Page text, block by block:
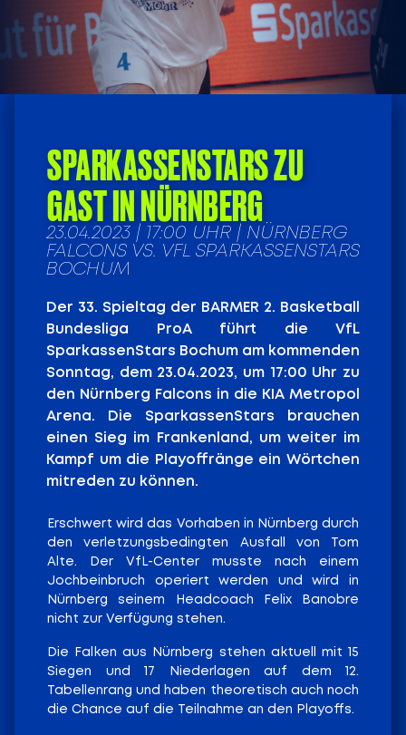
SPARKASSENSTARS ZU
GAST IN NÜRNBERG
23.04.2023 | 17:00 UHR | NÜRNBERG
FALCONS VS. VFL SPARKASSENSTARS
BOCHUM
Der 33. Spieltag der BARMER 2. Basketball
Bundesliga ProA führt die VfL
SparkassenStars Bochum am kommenden
Sonntag, dem 23.04.2023, um 17:00 Uhr zu
den Nürnberg Falcons in die KIA Metropol
Arena. Die SparkassenStars brauchen
einen Sieg im Frankenland, um weiter im
Kampf um die Playoffränge ein Wörtchen
mitreden zu können.
Erschwert wird das Vorhaben in Nürnberg durch
den verletzungsbedingten Ausfall von Tom
Alte. Der VfL-Center musste nach einem
Jochbeinbruch operiert werden und wird in
Nürnberg seinem Headcoach Felix Banobre
nicht zur Verfügung stehen.
Die Falken aus Nürnberg stehen aktuell mit 15
Siegen und 17 Niederlagen auf dem 12.
Tabellenrang und haben theoretisch auch noch
die Chance auf die Teilnahme an den Playoffs.